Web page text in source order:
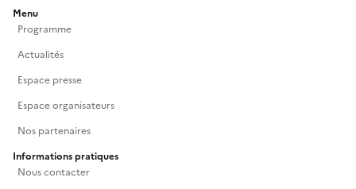
Menu
Programme
Actualités
Espace presse
Espace organisateurs
Nos partenaires
Informations pratiques
Nous contacter